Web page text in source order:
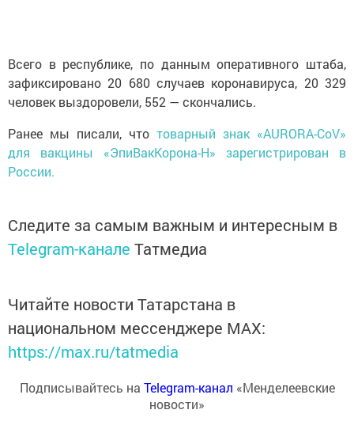
Всего в республике, по данным оперативного штаба,
зафиксировано 20 680 случаев коронавируса, 20 329
человек выздоровели, 552 — скончались.
Ранее мы писали, что товарный знак «AURORA-CoV»
для вакцины «ЭпиВакКорона-Н» зарегистрирован в
России.
Следите за самым важным и интересным в
Telegram-канале Татмедиа
Читайте новости Татарстана в
национальном мессенджере MАХ:
https://max.ru/tatmedia
Подписывайтесь на Telegram-канал «Менделеевские
новости»